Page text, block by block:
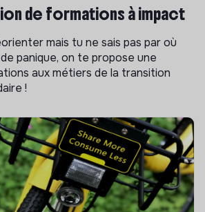
de formations à impact
mais tu ne sais pas par où
panique, on te propose une
aux métiers de la transition
!